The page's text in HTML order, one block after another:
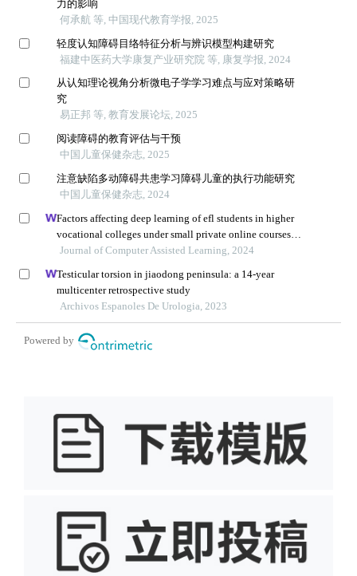
力的影响
何承航 等, 中国现代教育学报, 2025
轻度认知障碍目络特征分析与辨识模型构建研究
福建中医药大学康复产业研究院 等, 康复学报, 2024
从认知理论视角分析微电子学学习难点与应对策略研
究
易正邦 等, 教育发展论坛, 2025
阅读障碍的教育评估与干预
中国儿童保健杂志, 2025
注意缺陷多动障碍共患学习障碍儿童的执行功能研究
中国儿童保健杂志, 2024
Factors affecting deep learning of efl students in higher
vocational colleges under small private online courses-
based settings: a grounded theory approach
Journal of Computer Assisted Learning, 2024
Testicular torsion in jiaodong peninsula: a 14-year
multicenter retrospective study
Archivos Espanoles De Urologia, 2023
Powered by